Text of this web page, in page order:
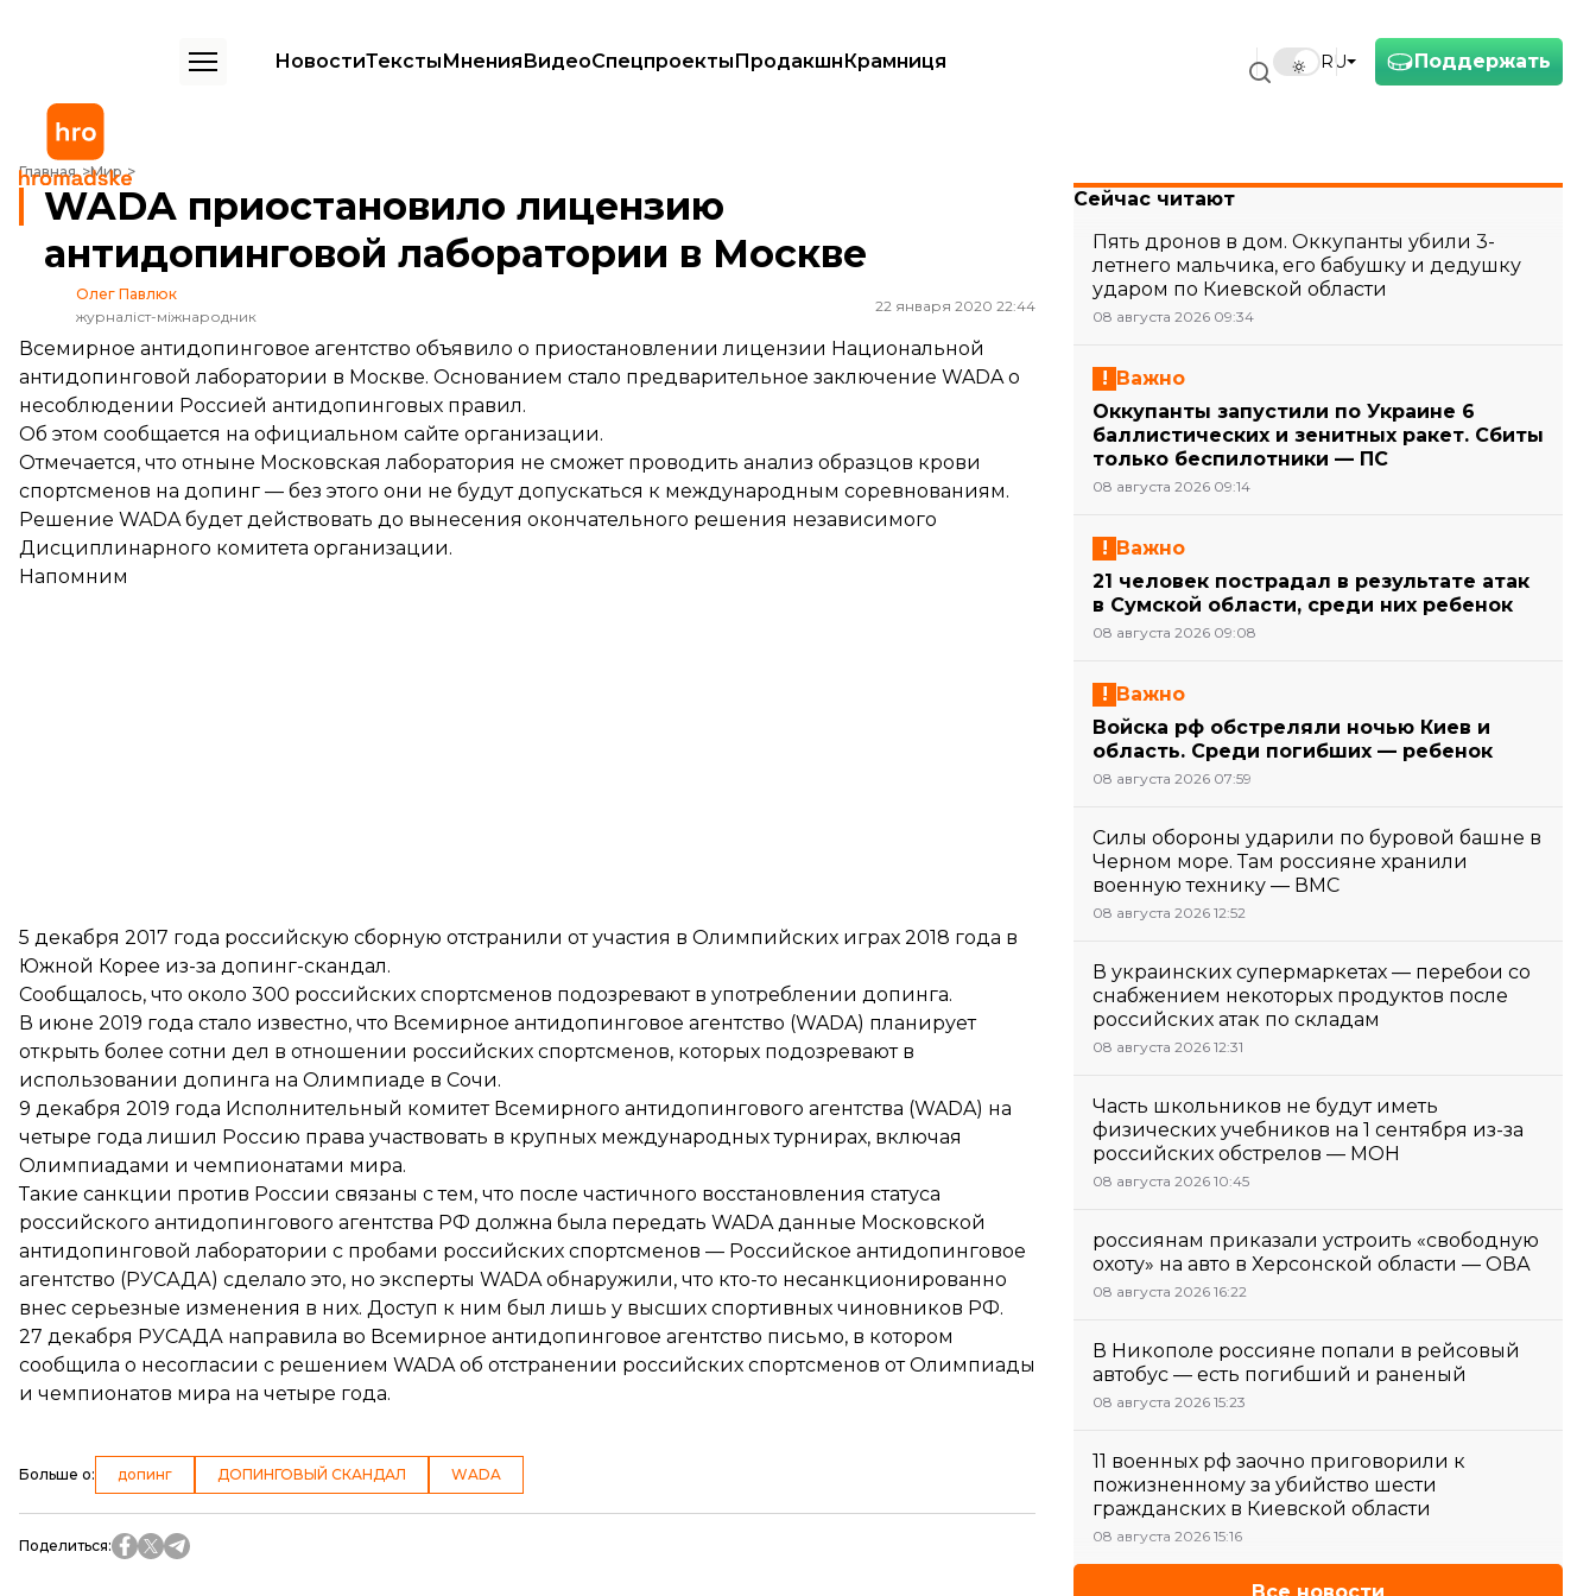
Поддержать
RU
НовостиТекстыМненияВидеоСпецпроектыПродакшнКрамниця
Главная Мир
WADA приостановило лицензию антидопинговой лаборатории в Москве
WADA приостановило лицензию
антидопинговой лаборатории в Москве
Олег Павлюк
журналіст-міжнародник
22 января 2020 22:44
Всемирное антидопинговое агентство объявило о приостановлении лицензии Национальной
антидопинговой лаборатории в Москве. Основанием стало предварительное заключение WADA о
несоблюдении Россией антидопинговых правил.
Об этом сообщается на официальном сайте организации.
Отмечается, что отныне Московская лаборатория не сможет проводить анализ образцов крови
спортсменов на допинг — без этого они не будут допускаться к международным соревнованиям.
Решение WADA будет действовать до вынесения окончательного решения независимого
Дисциплинарного комитета организации.
Напомним
5 декабря 2017 года российскую сборную отстранили от участия в Олимпийских играх 2018 года в
Южной Корее из-за допинг-скандал.
Сообщалось, что около 300 российских спортсменов подозревают в употреблении допинга.
В июне 2019 года стало известно, что Всемирное антидопинговое агентство (WADA) планирует
открыть более сотни дел в отношении российских спортсменов, которых подозревают в
использовании допинга на Олимпиаде в Сочи.
9 декабря 2019 года Исполнительный комитет Всемирного антидопингового агентства (WADA) на
четыре года лишил Россию права участвовать в крупных международных турнирах, включая
Олимпиадами и чемпионатами мира.
Такие санкции против России связаны с тем, что после частичного восстановления статуса
российского антидопингового агентства РФ должна была передать WADA данные Московской
антидопинговой лаборатории с пробами российских спортсменов — Российское антидопинговое
агентство (РУСАДА) сделало это, но эксперты WADAобнаружили, что кто-то несанкционированно
внес серьезные изменения в них. Доступ к ним был лишь у высших спортивных чиновников РФ.
27 декабря РУСАДА направила во Всемирное антидопинговое агентство письмо, в котором
сообщила о несогласии с решением WADA об отстранении российских спортсменов от Олимпиады
и чемпионатов мира на четыре года.
Больше о: допинг ДОПИНГОВЫЙ СКАНДАЛ WADA
Поделиться:
Сейчас читают
Пять дронов в дом. Оккупанты убили 3-
летнего мальчика, его бабушку и дедушку
ударом по Киевской области
08 августа 2026 09:34
Важно
Оккупанты запустили по Украине 6
баллистических и зенитных ракет. Сбиты
только беспилотники — ПС
08 августа 2026 09:14
Важно
21 человек пострадал в результате атак
в Сумской области, среди них ребенок
08 августа 2026 09:08
Важно
Войска рф обстреляли ночью Киев и
область. Среди погибших — ребенок
08 августа 2026 07:59
Силы обороны ударили по буровой башне в
Черном море. Там россияне хранили
военную технику — ВМС
08 августа 2026 12:52
В украинских супермаркетах — перебои со
снабжением некоторых продуктов после
российских атак по складам
08 августа 2026 12:31
Часть школьников не будут иметь
физических учебников на 1 сентября из-за
российских обстрелов — МОН
08 августа 2026 10:45
россиянам приказали устроить «свободную
охоту» на авто в Херсонской области — ОВА
08 августа 2026 16:22
В Никополе россияне попали в рейсовый
автобус — есть погибший и раненый
08 августа 2026 15:23
11 военных рф заочно приговорили к
пожизненному за убийство шести
гражданских в Киевской области
08 августа 2026 15:16